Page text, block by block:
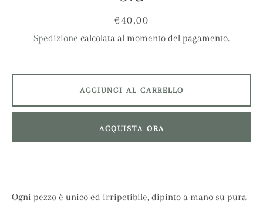
Prezzo
€40,00
Spedizione calcolata al momento del pagamento.
Ogni pezzo è unico ed irripetibile, dipinto a mano su pura
AGGIUNGI AL CARRELLO
ACQUISTA ORA